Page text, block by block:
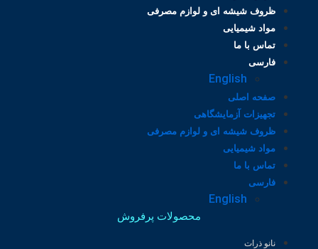
ظروف شیشه ای و لوازم مصرفی
مواد شیمیایی
تماس با ما
فارسی
English
صفحه اصلی
تجهیزات آزمایشگاهی
ظروف شیشه ای و لوازم مصرفی
مواد شیمیایی
تماس با ما
فارسی
English
محصولات پرفروش
نانو ذرات